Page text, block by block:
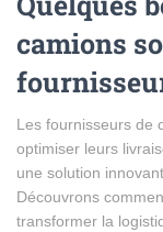
camions
Les fournisseurs de
optimiser leurs
une solution
Découvrons
transformer la